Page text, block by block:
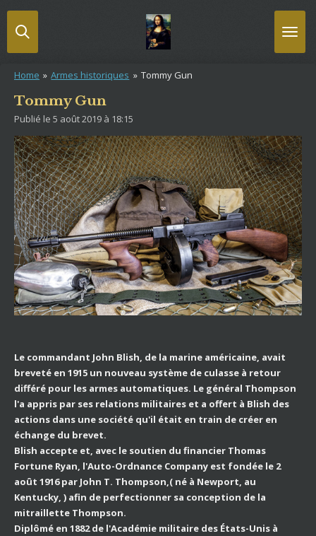
Passer
au
Home » Armes historiques » Tommy Gun
Tommy Gun
Publié le 5 août 2019 à 18:15
Le commandant John Blish, de la marine américaine, avait
breveté en 1915 un nouveau système de culasse à retour
différé pour les armes automatiques. Le général Thompson
l'a appris par ses relations militaires et a offert à Blish des
actions dans une société qu'il était en train de créer en
échange du brevet.
Blish accepte et, avec le soutien du financier Thomas
Fortune Ryan, l'Auto-Ordnance Company est fondée le 2
août 1916 par John T. Thompson,( né à Newport, au
Kentucky, ) afin de perfectionner sa conception de la
mitraillette Thompson.
Diplômé en 1882 de l'Académie militaire des États-Unis à